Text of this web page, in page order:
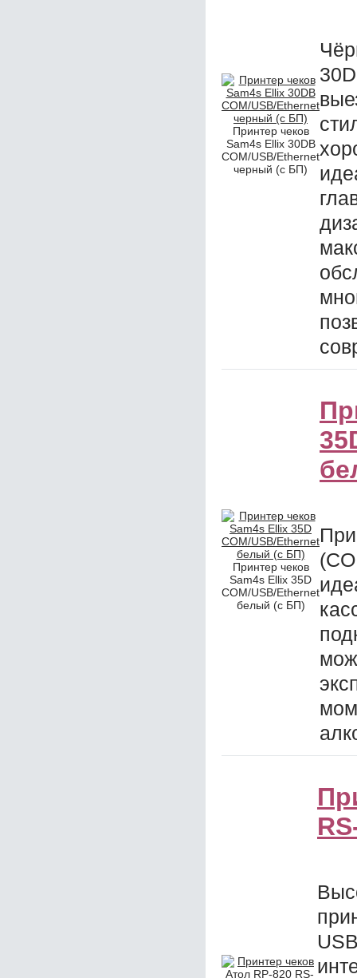
Принтер чеков
Sam4s Ellix 30DB
COM/USB/Ethernet
черный (с БП)
Принтер чеков
Sam4s Ellix 35D
COM/USB/Ethernet
белый (с БП)